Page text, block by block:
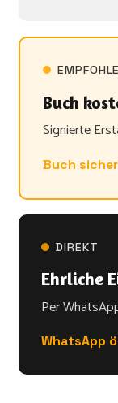
Buch
Signierte
Buch
DIREKT
Ehrliche
Per
WhatsApp